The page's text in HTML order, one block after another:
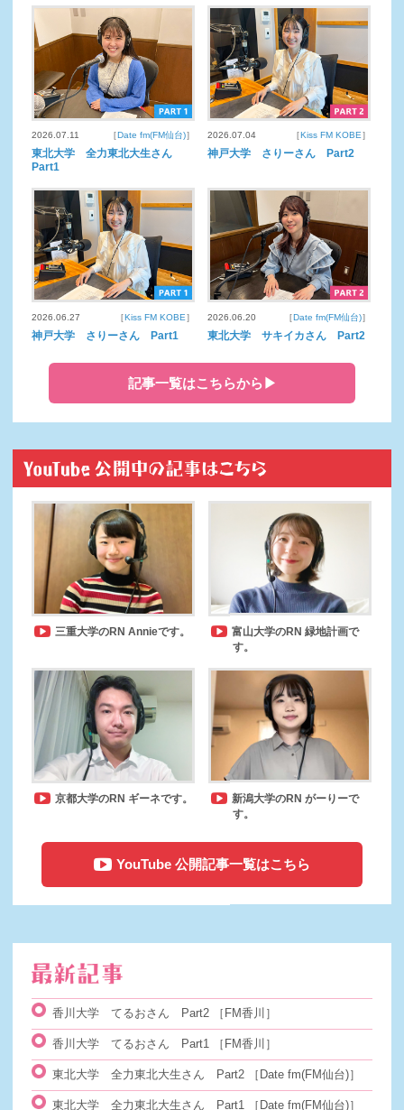
2026.07.11 ［Date fm(FM仙台)］
東北大学 全力東北大生さん
Part1
2026.07.04 ［Kiss FM KOBE］
神戸大学 さりーさん Part2
2026.06.27 ［Kiss FM KOBE］
神戸大学 さりーさん Part1
2026.06.20 ［Date fm(FM仙台)］
東北大学 サキイカさん Part2
記事一覧はこちらから▶
三重大学のRN Annieです。
富山大学のRN 緑地計画で
す。
京都大学のRN ギーネです。
新潟大学のRN がーりーで
す。
YouTube 公開記事一覧はこちら
香川大学 てるおさん Part2 ［FM香川］
香川大学 てるおさん Part1 ［FM香川］
東北大学 全力東北大生さん Part2 ［Date fm(FM仙台)］
東北大学 全力東北大生さん Part1 ［Date fm(FM仙台)］